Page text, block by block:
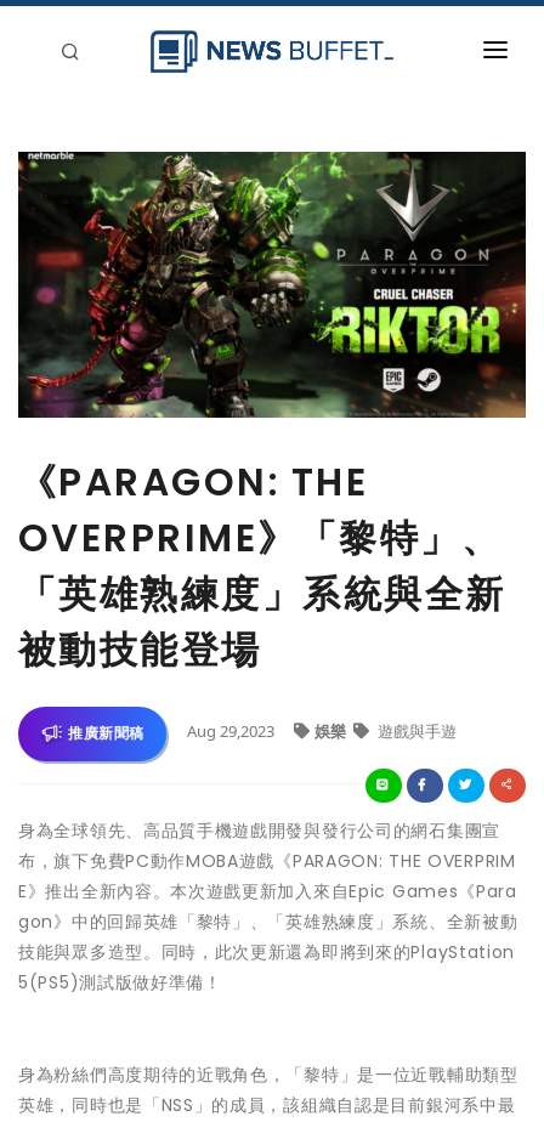
新聞稿分類
登入
刊登
《PARAGON: THE
OVERPRIME》「黎特」、
「英雄熟練度」系統與全新
被動技能登場
推廣新聞稿 Aug 29,2023 娛樂 遊戲與手遊
身為全球領先、高品質手機遊戲開發與發行公司的網石集團宣
布，旗下免費PC動作MOBA遊戲《PARAGON: THE OVERPRIM
E》推出全新內容。本次遊戲更新加入來自Epic Games《Para
gon》中的回歸英雄「黎特」、「英雄熟練度」系統、全新被動
技能與眾多造型。同時，此次更新還為即將到來的PlayStation
5(PS5)測試版做好準備！
身為粉絲們高度期待的近戰角色，「黎特」是一位近戰輔助類型
英雄，同時也是「NSS」的成員，該組織自認是目前銀河系中最